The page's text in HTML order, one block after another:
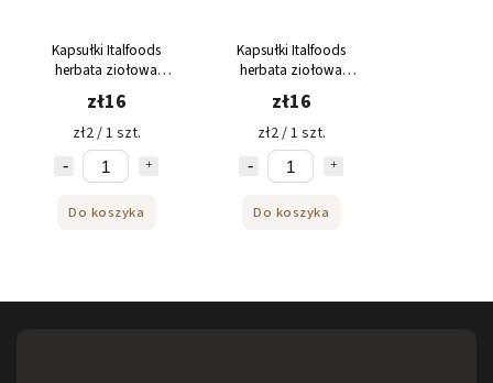
Kapsułki Italfoods
herbata ziołowa
MIESZANKA LEŚNA Dolce
Gusto 8 sztuk
zł16
zł2 / 1 szt.
Do koszyka
Kapsułki Italfoods
herbata ziołowa
imbirowa z cytryną
Dolce Gusto 8 sztuk
zł16
zł2 / 1 szt.
Do koszyka